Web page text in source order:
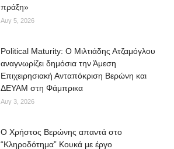
πράξη»
Αυγ 5, 2026
Political Maturity: Ο Μιλτιάδης Ατζαμόγλου
αναγνωρίζει δημόσια την Άμεση
Επιχειρησιακή Ανταπόκριση Βερώνη και
ΔΕΥΑΜ στη Φάμπρικα
Αυγ 3, 2026
O Χρήστος Βερώνης απαντά στο
“Κληροδότημα” Κουκά με έργο